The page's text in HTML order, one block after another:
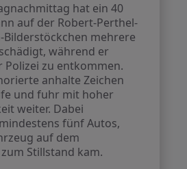
hat ein 40
auf der Robert-Perthel-
Bilderstöckchen mehrere
während er
Polizei zu entkommen.
anhalte Zeichen
und fuhr mit hoher
weiter. Dabei
fünf Autos,
auf dem
Stillstand kam.